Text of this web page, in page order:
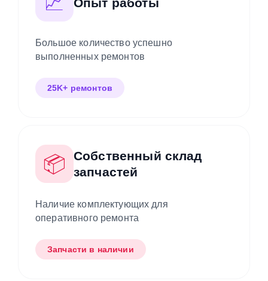
📈 Опыт работы
Большое количество успешно
📦
Собственный склад
Наличие комплектующих для
Запчасти в наличии